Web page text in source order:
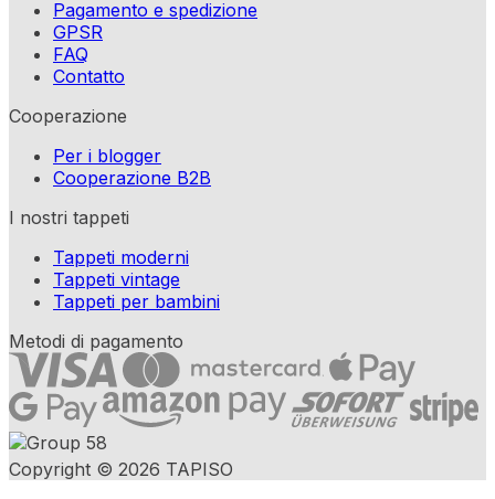
Pagamento e spedizione
GPSR
FAQ
Contatto
Cooperazione
Per i blogger
Cooperazione B2B
I nostri tappeti
Tappeti moderni
Tappeti vintage
Tappeti per bambini
Metodi di pagamento
Copyright © 2026 TAPISO